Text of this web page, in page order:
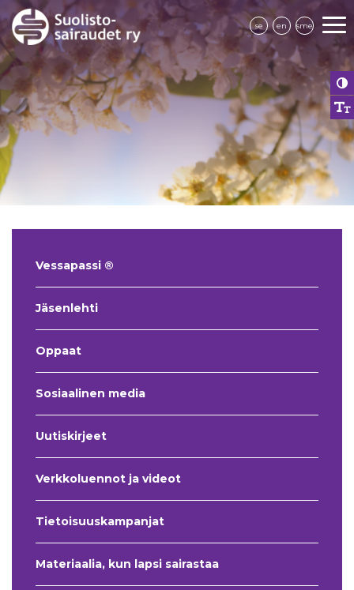
se en sme
Vessapassi ®
Jäsenlehti
Oppaat
Sosiaalinen media
Uutiskirjeet
Verkkoluennot ja videot
Tietoisuuskampanjat
Materiaalia, kun lapsi sairastaa